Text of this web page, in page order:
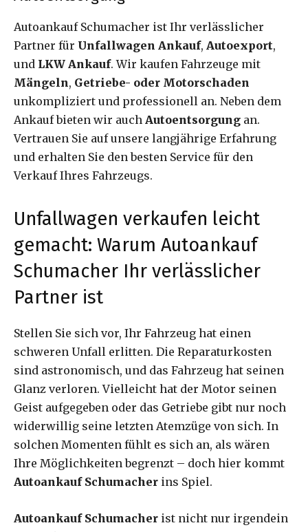
Autoankauf Schumacher ist Ihr verlässlicher
Partner für Unfallwagen Ankauf, Autoexport,
und LKW Ankauf. Wir kaufen Fahrzeuge mit
Mängeln, Getriebe- oder Motorschaden
unkompliziert und professionell an. Neben dem
Ankauf bieten wir auch Autoentsorgung an.
Vertrauen Sie auf unsere langjährige Erfahrung
und erhalten Sie den besten Service für den
Verkauf Ihres Fahrzeugs.
Unfallwagen verkaufen leicht
gemacht: Warum Autoankauf
Schumacher Ihr verlässlicher
Partner ist
Stellen Sie sich vor, Ihr Fahrzeug hat einen
schweren Unfall erlitten. Die Reparaturkosten
sind astronomisch, und das Fahrzeug hat seinen
Glanz verloren. Vielleicht hat der Motor seinen
Geist aufgegeben oder das Getriebe gibt nur noch
widerwillig seine letzten Atemzüge von sich. In
solchen Momenten fühlt es sich an, als wären
Ihre Möglichkeiten begrenzt – doch hier kommt
Autoankauf Schumacher ins Spiel.
Autoankauf Schumacher ist nicht nur irgendein